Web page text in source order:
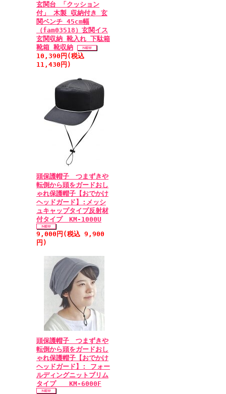
玄関台 「クッション
付」 木製 収納付き 玄
関ベンチ 45cm幅
（fam03518）玄関イス
玄関収納 靴入れ 下駄箱
靴箱 靴収納
10,390円(税込
11,430円)
頭保護帽子 つまずきや
転倒から頭をガードおし
ゃれ保護帽子【おでかけ
ヘッドガード】:メッシ
ュキャップタイプ反射材
付タイプ KM-1000U
9,000円(税込 9,900
円)
頭保護帽子 つまずきや
転倒から頭をガードおし
ゃれ保護帽子【おでかけ
ヘッドガード】: フォー
ルディングニットブリム
タイプ KM-6000F